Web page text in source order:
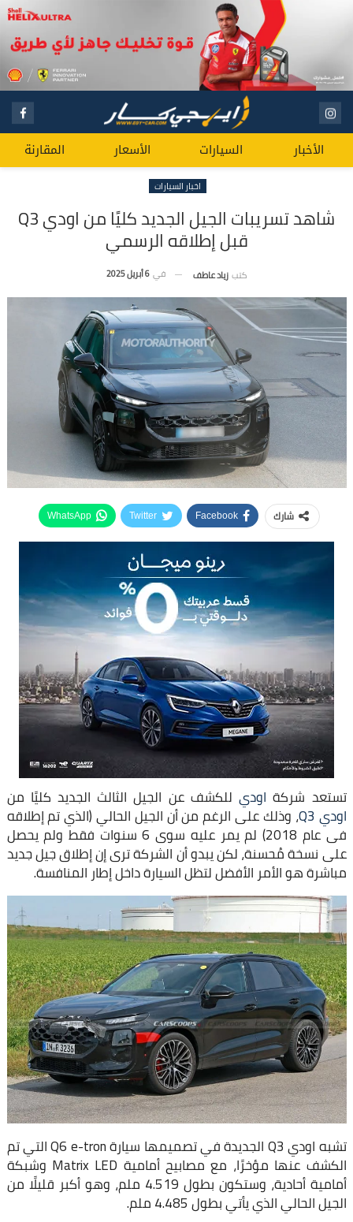
الأخبار السيارات الأسعار المقارنة
اخبار السيارات
شاهد تسريبات الجيل الجديد كليًا من اودي Q3
قبل إطلاقه الرسمي
كتب زياد عاطف في 6 أبريل 2025
شارك Facebook
Twitter
WhatsApp
تستعد شركة اوديللكشف عن الجيل الثالث الجديد كليًا من
اودي Q3 ، وذلك على الرغم من أن الجيل الحالي (الذي تم إطلاقه
فى عام 2018) لم يمر عليه سوى 6 سنوات فقط ولم يحصل
على نسخة مُحسنة، لكن يبدو أن الشركة ترى إن إطلاق جيل جديد
مباشرة هو الأمر الأفضل لتظل السيارة داخل إطار المنافسة.
تشبه اودي Q3 الجديدة في تصميمها سيارة Q6 e-tron التي تم
الكشف عنها مؤخرًا، مع مصابيح أمامية Matrix LED وشبكة
أمامية أحادية، وستكون بطول 4.519 ملم، وهو أكبر قليلًا من
الجيل الحالي الذي يأتي بطول 4.485 ملم.